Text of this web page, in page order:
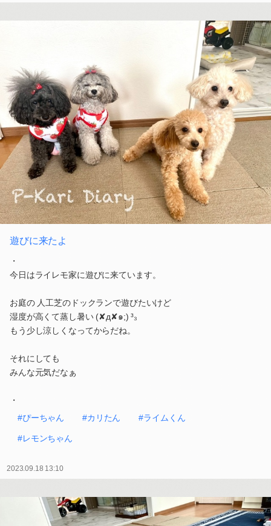
遊びに来たよ
・
今日はライレモ家に遊びに来ています。
お庭の 人工芝のドックランで遊びたいけど
湿度が高くて蒸し暑い (✘д✘๑;) ³₃
もう少し涼しくなってからだね。
それにしても
みんな元気だなぁ
・
#ぴーちゃん
#カリたん #ライムくん
#レモンちゃん
2023.09.18 13:10